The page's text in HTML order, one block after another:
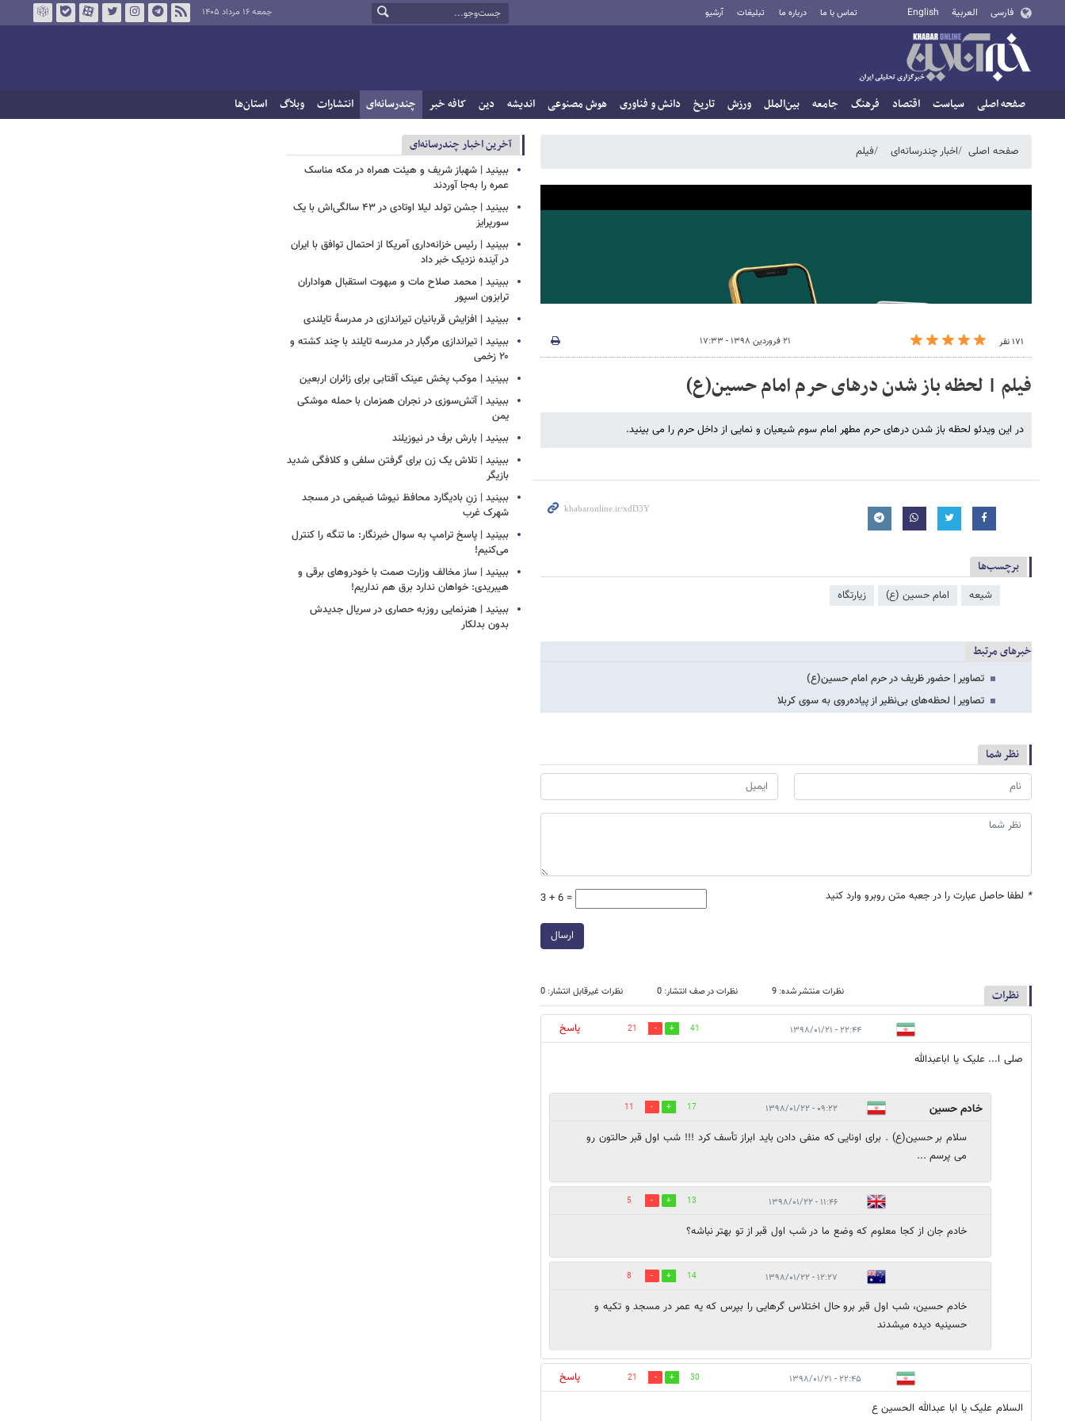
فارسی العربية English تماس با ما درباره ما تبلیغات آرشیو جمعه ۱۶ مرداد ۱۴۰۵
صفحه اصلی سیاست اقتصاد فرهنگ جامعه بین‌الملل ورزش تاریخ دانش و فناوری هوش مصنوعی اندیشه دین کافه خبر چندرسانه‌ای انتشارات وبلاگ استان‌ها
صفحه اصلی اخبار چندرسانه‌ای فیلم
۱۷۱ نفر ۲۱ فروردین ۱۳۹۸ - ۱۷:۳۳
فیلم | لحظه باز شدن درهای حرم امام حسین(ع)
در این ویدئو لحظه باز شدن درهای حرم مطهر امام سوم شیعیان و نمایی از داخل حرم را می بینید.
برچسب‌ها
شیعه امام حسین (ع) زیارتگاه
خبرهای مرتبط
تصاویر | حضور ظریف در حرم امام حسین(ع)
تصاویر | لحظه‌های بی‌نظیر از پیاده‌روی به سوی کربلا
نظر شما
* لطفا حاصل عبارت را در جعبه متن روبرو وارد کنید 3 + 6 =
ارسال
نظرات نظرات منتشر شده: 9 نظرات در صف انتشار: 0 نظرات غیرقابل انتشار: 0
۲۲:۴۴ - ۱۳۹۸/۰۱/۲۱ 41
21
پاسخ
صلی ا... علیک یا اباعبدالله
خادم حسین ۰۹:۲۲ - ۱۳۹۸/۰۱/۲۲ 17
11
سلام بر حسین(ع) . برای اونایی که منفی دادن باید ابراز تأسف کرد !!! شب اول قبر حالتون رو
می پرسم ...
۱۱:۴۶ - ۱۳۹۸/۰۱/۲۲ 13
5
خادم جان از کجا معلوم که وضع ما در شب اول قبر از تو بهتر نباشه؟
۱۲:۲۷ - ۱۳۹۸/۰۱/۲۲ 14
8
خادم حسین، شب اول قبر برو حال اختلاس گرهایی را بپرس که یه عمر در مسجد و تکیه و
حسینیه دیده میشدند
۲۲:۴۵ - ۱۳۹۸/۰۱/۲۱ 30
21
پاسخ
السلام علیک یا ابا عبدالله الحسین ع
آخرین اخبار چندرسانه‌ای
ببینید | شهباز شریف و هیئت همراه در مکه مناسک
عمره را به‌جا آوردند
ببینید | جشن تولد لیلا اوتادی در ۴۳ سالگی‌اش با یک
سورپرایز
ببینید | رئیس خزانه‌داری آمریکا از احتمال توافق با ایران
در آینده نزدیک خبر داد
ببینید | محمد صلاح مات و مبهوت استقبال هواداران
ترابزون اسپور
ببینید | افزایش قربانیان تیراندازی در مدرسۀ تایلندی
ببینید | تیراندازی مرگبار در مدرسه‌ تایلند با چند کشته و
۲۰ زخمی
ببینید | موکب پخش عینک آفتابی برای زائران اربعین
ببینید | آتش‌سوزی در نجران همزمان با حمله موشکی
یمن
ببینید | بارش برف در نیوزیلند
ببینید | تلاش یک زن برای گرفتن سلفی و کلافگی شدید
بازیگر
ببینید | زنِ بادیگارد محافظ نیوشا ضیغمی در مسجد
شهرک غرب
ببینید | پاسخ ترامپ به سوال خبرنگار: ما تنگه را کنترل
می‌کنیم!
ببینید | ساز مخالف وزارت صمت با خودروهای برقی و
هیبریدی: خواهان ندارد برق هم نداریم!
ببینید | هنرنمایی روزبه حصاری در سریال جدیدش
بدون بدلکار